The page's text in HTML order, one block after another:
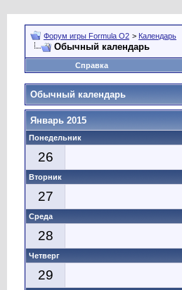
Форум игры Formula O2 > Календарь
Обычный календарь
Справка
Обычный календарь
Январь 2015
Понедельник
26
Вторник
27
Среда
28
Четверг
29